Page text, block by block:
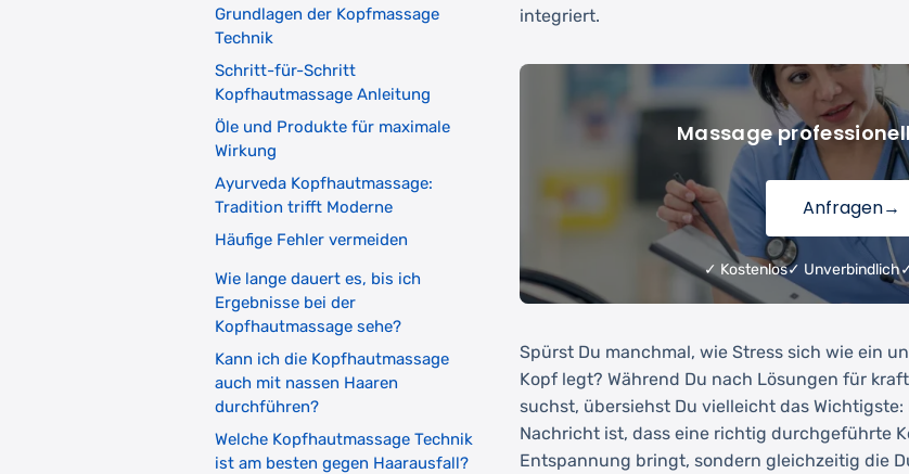
Grundlagen der Kopfmassage
Technik
Schritt-für-Schritt
Kopfhautmassage Anleitung
Öle und Produkte für maximale
Wirkung
Ayurveda Kopfhautmassage:
Tradition trifft Moderne
Häufige Fehler vermeiden
Wie lange dauert es, bis ich
Ergebnisse bei der
Kopfhautmassage sehe?
Kann ich die Kopfhautmassage
auch mit nassen Haaren
durchführen?
Welche Kopfhautmassage Technik
ist am besten gegen Haarausfall?
integriert.
Massage
Anfragen→
✓ Kostenlos✓ Unverbindlich
Spürst Du manchmal, wie Stress sich wie ein
Kopf legt? Während Du nach Lösungen für
suchst, übersiehst Du vielleicht das
Nachricht ist, dass eine richtig durchgeführte
Entspannung bringt, sondern gleichzeitig die